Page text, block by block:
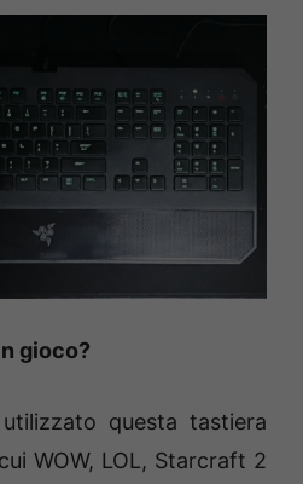
gioco?
questa tastiera
WOW, LOL, Starcraft 2